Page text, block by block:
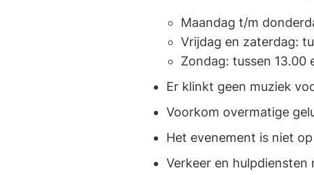
Maandag t/m
Vrijdag en zaterdag:
Zondag: tussen 13.00
Er klinkt geen muziek
Voorkom overmatige
Het evenement is niet
Verkeer en hulpdiensten